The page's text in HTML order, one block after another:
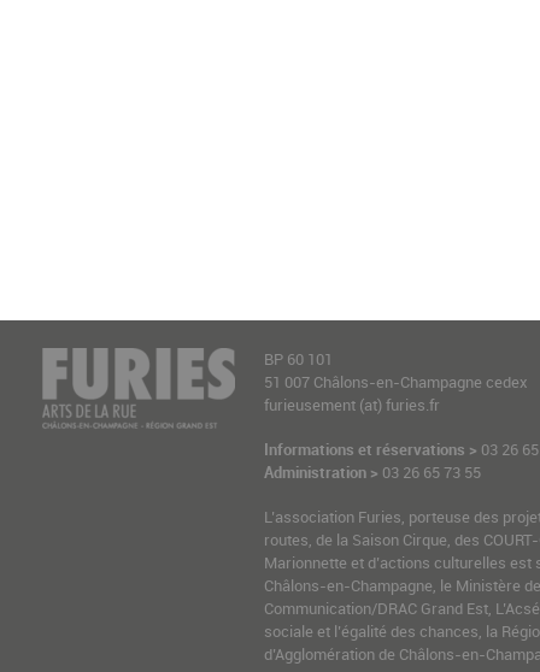
BP 60 101
51 007 Châlons-en-Champagne cedex
furieusement (at) furies.fr
Informations et réservations > 03 26
Administration > 03 26 65 73 55
L’association Furies, porteuse des
routes, de la Saison Cirque, des
Marionnette et d’actions culturelles est
Châlons-en-Champagne, le Ministère
Communication/DRAC Grand Est,
sociale et l’égalité des chances, la
d’Agglomération de Châlons-en-